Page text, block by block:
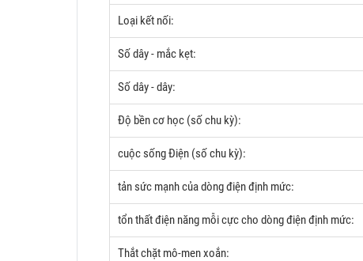
Loại kết nối:
Số dây - mắc kẹt:
Số dây - dây:
Độ bền cơ học (số chu kỳ):
cuộc sống Điện (số chu kỳ):
tản sức mạnh của dòng điện định mức:
tổn thất điện năng mỗi cực cho dòng điện định mức:
Thắt chặt mô-men xoắn: